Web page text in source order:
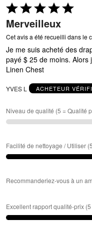
Coté
5 sur
5
Merveilleux
Cet avis a été recueilli dans le
Je me suis acheté des
payé $ 25 de moins.
Linen Chest
YVES L ACHETEUR
Niveau de qualité (5 = Qualité
Facilité de nettoyage / Utiliser
Recommanderiez-vous à un
Excellent rapport qualité-prix